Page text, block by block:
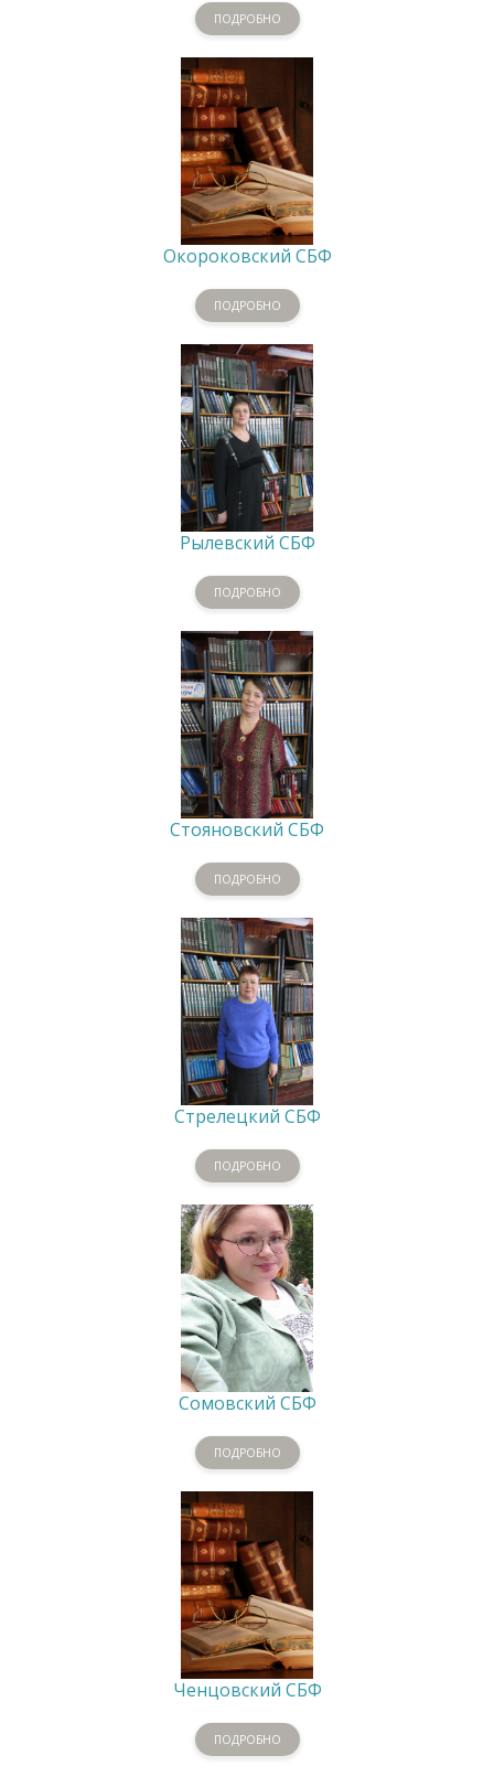
ПОДРОБНО
Окороковский СБФ
ПОДРОБНО
Рылевский СБФ
ПОДРОБНО
Стояновский СБФ
ПОДРОБНО
Стрелецкий СБФ
ПОДРОБНО
Сомовский СБФ
ПОДРОБНО
Ченцовский СБФ
ПОДРОБНО